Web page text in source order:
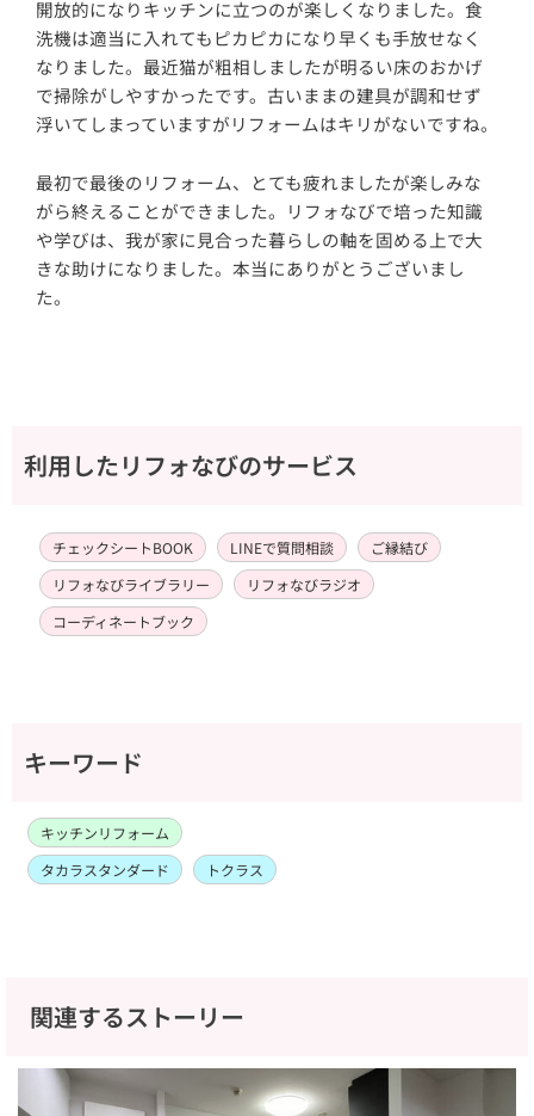
開放的になりキッチンに立つのが楽しくなりました。食
洗機は適当に入れてもピカピカになり早くも手放せなく
なりました。最近猫が粗相しましたが明るい床のおかげ
で掃除がしやすかったです。古いままの建具が調和せず
浮いてしまっていますがリフォームはキリがないですね。
最初で最後のリフォーム、とても疲れましたが楽しみな
がら終えることができました。リフォなびで培った知識
や学びは、我が家に見合った暮らしの軸を固める上で大
きな助けになりました。本当にありがとうございまし
た。
利用したリフォなびのサービス
チェックシートBOOK LINEで質問相談
ご縁結び
リフォなびライブラリー
リフォなびラジオ
コーディネートブック
キーワード
キッチンリフォーム
タカラスタンダード
トクラス
関連するストーリー